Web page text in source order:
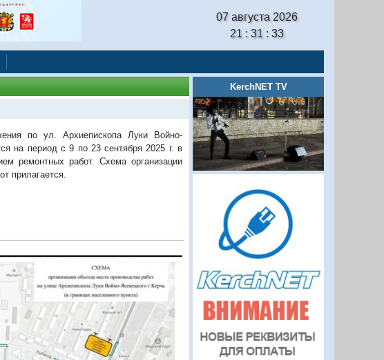
07 августа 2026
21 : 31 : 34
по ул. Архиепископа Луки Войно-
на период с 9 по 23 сентября 2025 г. в
ремонтных работ. Схема организации
прилагается.
KerchNET TV